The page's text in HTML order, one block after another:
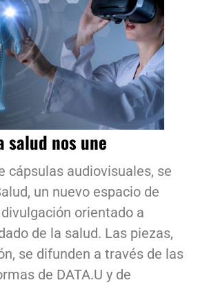
salud nos une
cápsulas audiovisuales, se
un nuevo espacio de
orientado a
de la salud. Las piezas,
se difunden a través de las
de DATA.U y de